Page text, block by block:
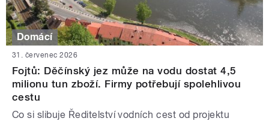
Domácí
31. červenec 2026
Fojtů: Děčínský jez může na vodu dostat 4,5
milionu tun zboží. Firmy potřebují spolehlivou
cestu
Co si slibuje Ředitelství vodních cest od projektu